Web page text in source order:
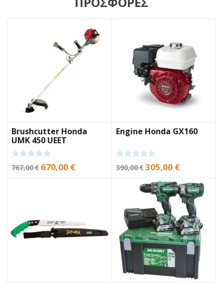
Brushcutter Honda
UMK 450 UEET
767,00€ Original
670,00 €Current
Engine Honda GX160
390,00€ Original
price
was:
390,00 €.
305,00 €Current
is:
305,00 €.